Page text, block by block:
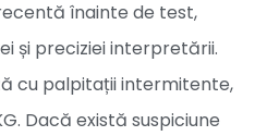
înainte de test,
și preciziei interpretării.
cu palpitații intermitente,
Dacă există suspiciune